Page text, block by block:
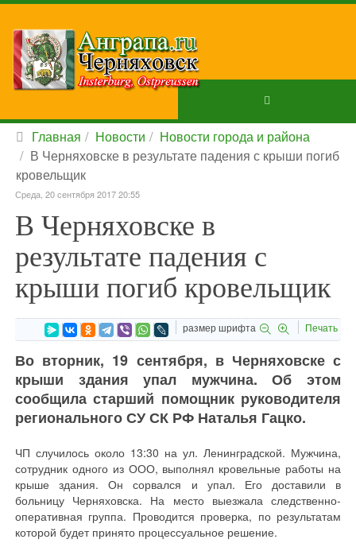
Главная Новости
Новости города и района
В Черняховске в результате падения с крыши погиб
кровельщик
Среда, 20 сентября 2017 20:55
В Черняховске в
результате падения с
крыши погиб кровельщик
размер шрифта Печать
Во вторник, 19 сентября, в Черняховске с
крыши здания упал мужчина. Об этом
сообщила старший помощник руководителя
регионального СУ СК РФ Наталья Гацко.
ЧП случилось около 13:30 на ул. Ленинградской. Мужчина,
сотрудник одного из ООО, выполнял кровельные работы на
крыше здания. Он сорвался и упал. Его доставили в
больницу Черняховска. На место выезжала следственно-
оперативная группа. Проводится проверка, по результатам
которой будет принято процессуальное решение.